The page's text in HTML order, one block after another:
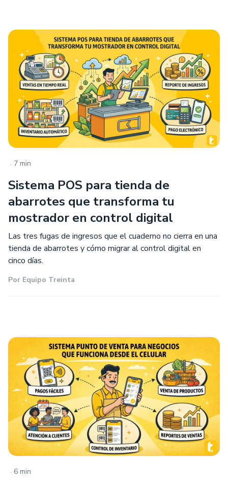
. 7 min
Sistema POS para tienda de
abarrotes que transforma tu
mostrador en control digital
Las tres fugas de ingresos que el cuaderno no cierra en una
tienda de abarrotes y cómo migrar al control digital en
cinco días.
Por Equipo Treinta
. 6 min